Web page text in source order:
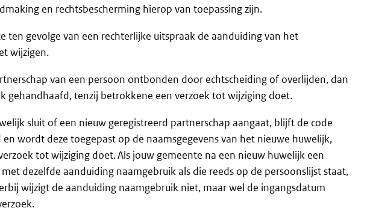
en rechtsbescherming hierop van toepassing zijn.
ten gevolge van een rechterlijke uitspraak de aanduiding van het
wijzigen.
van een persoon ontbonden door echtscheiding of overlijden, dan
gehandhaafd, tenzij betrokkene een verzoek tot wijziging doet.
sluit of een nieuw geregistreerd partnerschap aangaat, blijft de code
wordt deze toegepast op de naamsgegevens van het nieuwe huwelijk,
tot wijziging doet.Als jouw gemeente na een nieuw huwelijk een
dezelfde aanduiding naamgebruik als die reeds op de persoonslijst staat,
wijzigt de aanduiding naamgebruik niet, maar wel de ingangsdatum